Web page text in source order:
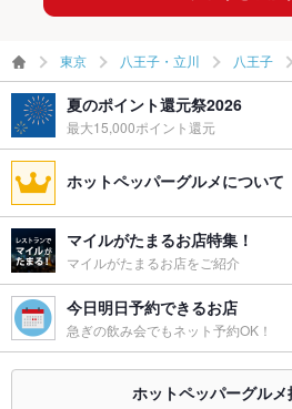
東京 八王子・立川 八王子
夏のポイント還元祭2026
最大15,000ポイント還元
ホットペッパーグルメについて
マイルがたまるお店特集！
マイルがたまるお店をご紹介
今日明日予約できるお店
急ぎの飲み会でもネット予約OK！
ホットペッパーグル